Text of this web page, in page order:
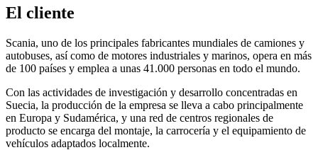
El cliente
Scania, uno de los principales fabricantes mundiales de camiones y
autobuses, así como de motores industriales y marinos, opera en más
de 100 países y emplea a unas 41.000 personas en todo el mundo.
Con las actividades de investigación y desarrollo concentradas en
Suecia, la producción de la empresa se lleva a cabo principalmente
en Europa y Sudamérica, y una red de centros regionales de
producto se encarga del montaje, la carrocería y el equipamiento de
vehículos adaptados localmente.